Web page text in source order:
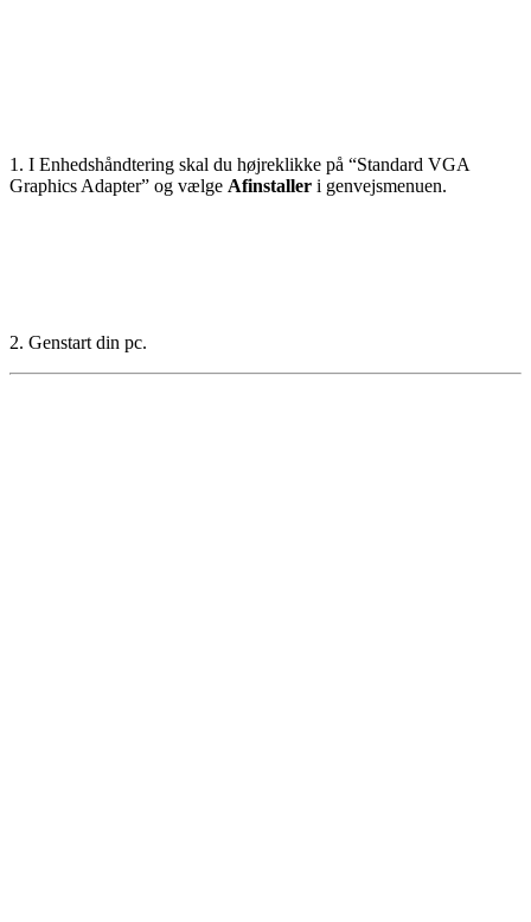
1. I Enhedshåndtering skal du højreklikke på “Standard VGA
Graphics Adapter” og vælge Afinstaller i genvejsmenuen.
2. Genstart din pc.